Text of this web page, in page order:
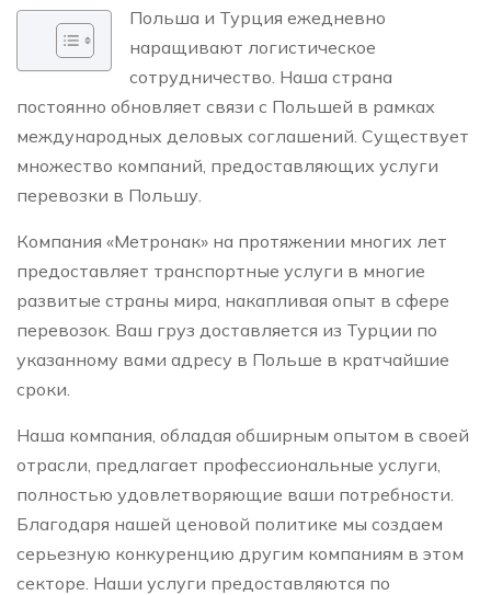
Польша и Турция ежедневно
наращивают логистическое
сотрудничество. Наша страна
постоянно обновляет связи с Польшей в рамках
международных деловых соглашений. Существует
множество компаний, предоставляющих услуги
перевозки в Польшу.
Компания «Метронак» на протяжении многих лет
предоставляет транспортные услуги в многие
развитые страны мира, накапливая опыт в сфере
перевозок. Ваш груз доставляется из Турции по
указанному вами адресу в Польше в кратчайшие
сроки.
Наша компания, обладая обширным опытом в своей
отрасли, предлагает профессиональные услуги,
полностью удовлетворяющие ваши потребности.
Благодаря нашей ценовой политике мы создаем
серьезную конкуренцию другим компаниям в этом
секторе. Наши услуги предоставляются по